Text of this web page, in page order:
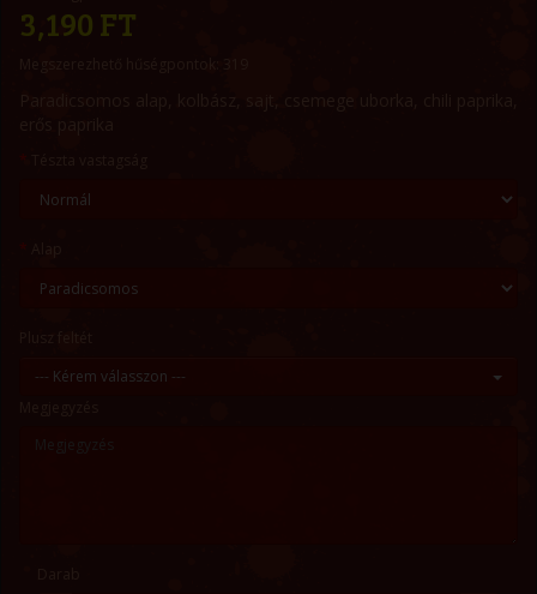
3,190 FT
--- Kérem válasszon ---